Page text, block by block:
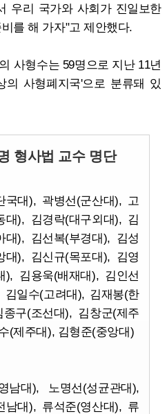
우리 국가와 사회가 진일보한
를 해 가자"고 제안했다.
사형수는 59명으로 지난 11년
의 사형폐지국'으로 분류돼 있
형사법 교수 명단
국대), 곽병선(군산대), 고
대), 김경락(대구외대), 김
대), 김선복(부경대), 김성
대), 김신규(목포대), 김영
), 김용욱(배재대), 김인선
일수(고려대), 김재봉(한
구(조선대), 김창군(제주
(제주대), 김형준(중앙대)
남대), 노명선(성균관대),
남대), 류석준(영산대), 류